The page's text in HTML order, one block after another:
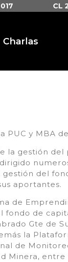
CL
Charlas
PUC y MBA
la gestión
gestión del
aportantes.
de
fondo de
Gte de
la
de
Minera, entre